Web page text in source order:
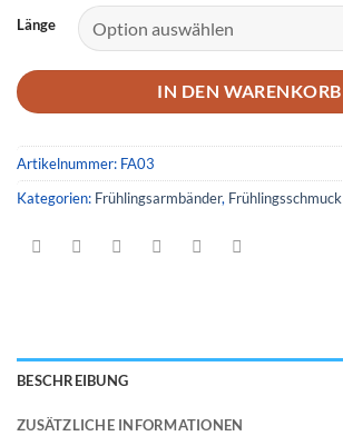
Länge
IN DEN WARENKORB
Artikelnummer: FA03
Kategorien: Frühlingsarmbänder, Frühlingsschmuck
BESCHREIBUNG
ZUSÄTZLICHE INFORMATIONEN